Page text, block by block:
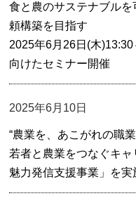
食と農のサステナブル
頼構築を目指す
2025年6月26日(木
向けたセミナー開催
2025年6月10日
“農業を、あこがれの職
若者と農業をつなぐキ
魅力発信支援事業」を実